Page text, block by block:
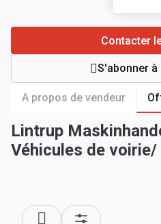
A propos de vendeur
Contacter
S'abonner à
Lintrup
Véhicules de voirie/